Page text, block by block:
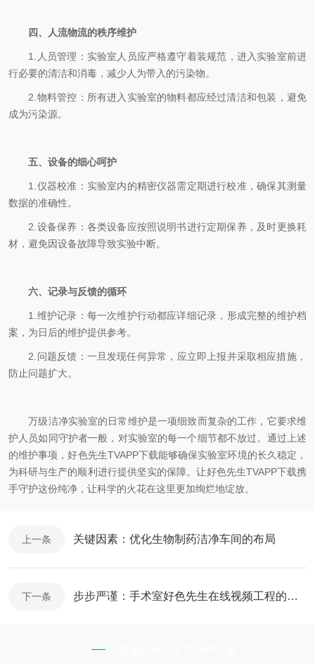
四、人流物流的秩序维护
1.人员管理：实验室人员应严格遵守着装规范，进入实验室前进
行必要的清洁和消毒，减少人为带入的污染物。
2.物料管控：所有进入实验室的物料都应经过清洁和包装，避免
成为污染源。
五、设备的细心呵护
1.仪器校准：实验室内的精密仪器需定期进行校准，确保其测量
数据的准确性。
2.设备保养：各类设备应按照说明书进行定期保养，及时更换耗
材，避免因设备故障导致实验中断。
六、记录与反馈的循环
1.维护记录：每一次维护行动都应详细记录，形成完整的维护档
案，为日后的维护提供参考。
2.问题反馈：一旦发现任何异常，应立即上报并采取相应措施，
防止问题扩大。
万级洁净实验室的日常维护是一项细致而复杂的工作，它要求维
护人员如同守护者一般，对实验室的每一个细节都不放过。通过上述
的维护事项，好色先生TVAPP下载能够确保实验室环境的长久稳定，
为科研与生产的顺利进行提供坚实的保障。让好色先生TVAPP下载携
手守护这份纯净，让科学的火花在这里更加绚烂地绽放。
上一条 关键因素：优化生物制药洁净车间的布局
下一条 步步严谨：手术室好色先生在线视频工程的规划与执行策略